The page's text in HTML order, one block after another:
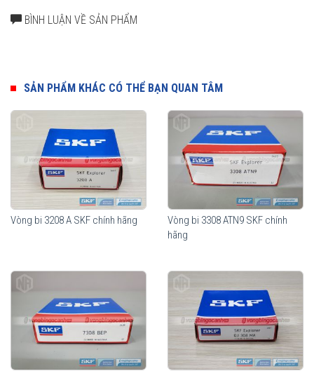
2RS1TN9/MT33 chính hãng
BÌNH LUẬN VỀ SẢN PHẨM
SẢN PHẨM KHÁC CÓ THỂ BẠN QUAN TÂM
Vòng bi 3208 A SKF chính hãng
Vòng bi 3308 ATN9 SKF chính
hãng